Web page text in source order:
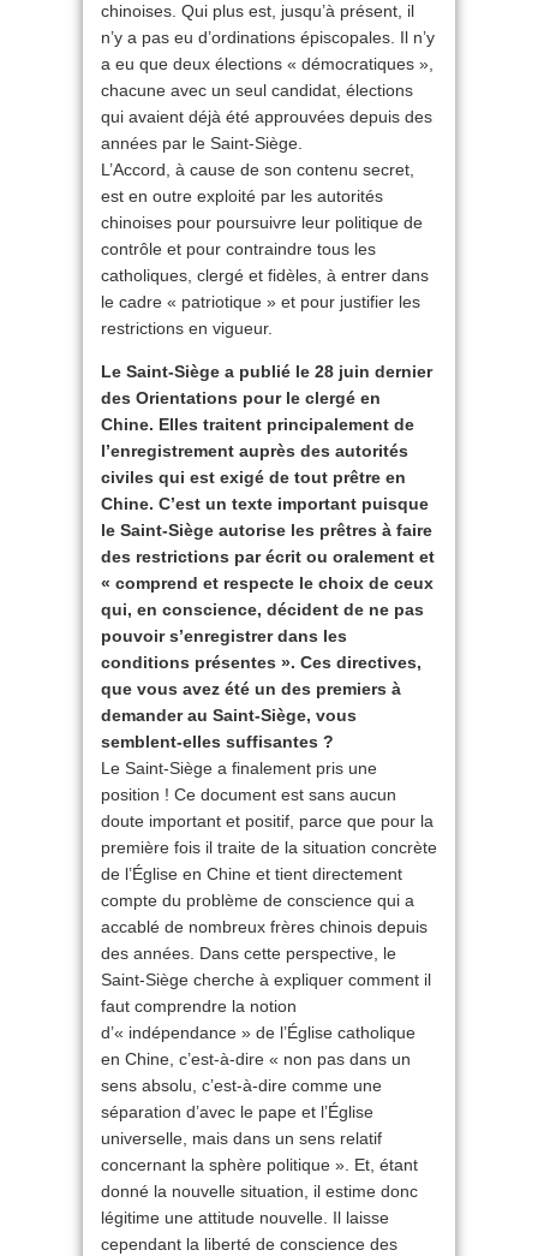
chinoises. Qui plus est, jusqu’à présent, il
n’y a pas eu d’ordinations épiscopales. Il n’y
a eu que deux élections « démocratiques »,
chacune avec un seul candidat, élections
qui avaient déjà été approuvées depuis des
années par le Saint-Siège.
L’Accord, à cause de son contenu secret,
est en outre exploité par les autorités
chinoises pour poursuivre leur politique de
contrôle et pour contraindre tous les
catholiques, clergé et fidèles, à entrer dans
le cadre « patriotique » et pour justifier les
restrictions en vigueur.
Le Saint-Siège a publié le 28 juin dernier
des Orientations pour le clergé en
Chine. Elles traitent principalement de
l’enregistrement auprès des autorités
civiles qui est exigé de tout prêtre en
Chine. C’est un texte important puisque
le Saint-Siège autorise les prêtres à faire
des restrictions par écrit ou oralement et
« comprend et respecte le choix de ceux
qui, en conscience, décident de ne pas
pouvoir s’enregistrer dans les
conditions présentes ». Ces directives,
que vous avez été un des premiers à
demander au Saint-Siège, vous
semblent-elles suffisantes ?
Le Saint-Siège a finalement pris une
position ! Ce document est sans aucun
doute important et positif, parce que pour la
première fois il traite de la situation concrète
de l’Église en Chine et tient directement
compte du problème de conscience qui a
accablé de nombreux frères chinois depuis
des années. Dans cette perspective, le
Saint-Siège cherche à expliquer comment il
faut comprendre la notion
d’« indépendance » de l’Église catholique
en Chine, c’est-à-dire « non pas dans un
sens absolu, c’est-à-dire comme une
séparation d’avec le pape et l’Église
universelle, mais dans un sens relatif
concernant la sphère politique ». Et, étant
donné la nouvelle situation, il estime donc
légitime une attitude nouvelle. Il laisse
cependant la liberté de conscience des